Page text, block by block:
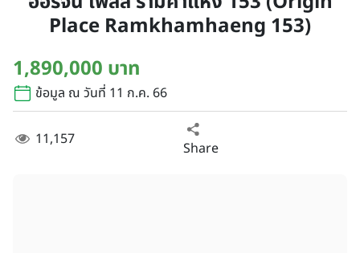
Place Ramkhamhaeng 153)
1,890,000 บาท
ข้อมูล ณ วันที่ 11 ก.ค. 66
11,157 Share